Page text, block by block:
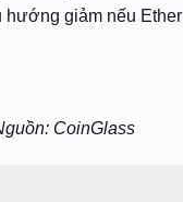
giảm nếu
CoinGlass